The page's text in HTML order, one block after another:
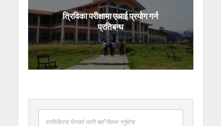
त्रिविका परीक्षामा एआई प्रयोग गर्न
प्रतिबन्ध
प्रतिक्रिया दिनको लागि यहाँ क्लिक गर्नुहोस्